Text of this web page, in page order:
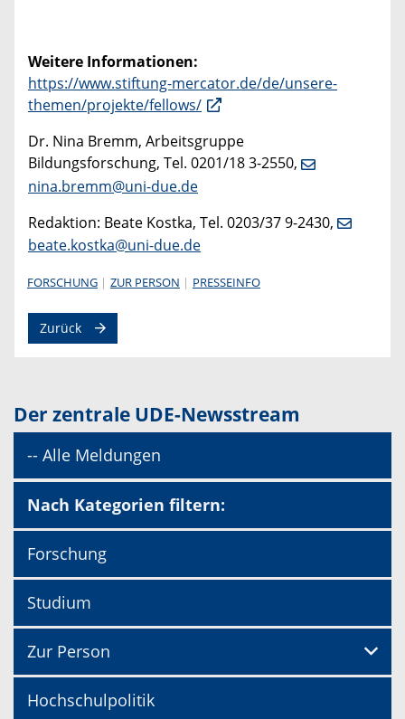
Weitere Informationen:
https://www.stiftung-mercator.de/de/unsere-
themen/projekte/fellows/
Dr. Nina Bremm, Arbeitsgruppe
Bildungsforschung, Tel. 0201/18 3-2550,
nina.bremm@uni-due.de
Redaktion: Beate Kostka, Tel. 0203/37 9-2430,
beate.kostka@uni-due.de
FORSCHUNG ZUR PERSON PRESSEINFO
Zurück
Der zentrale UDE-Newsstream
-- Alle Meldungen
Nach Kategorien filtern:
Forschung
Studium
Zur Person
Hochschulpolitik